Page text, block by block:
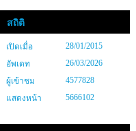
สถิติ
เปิดเมื่อ
28/01/2015
อัพเดท
26/03/2026
ผู้เข้าชม
4577828
แสดงหน้า
5666102